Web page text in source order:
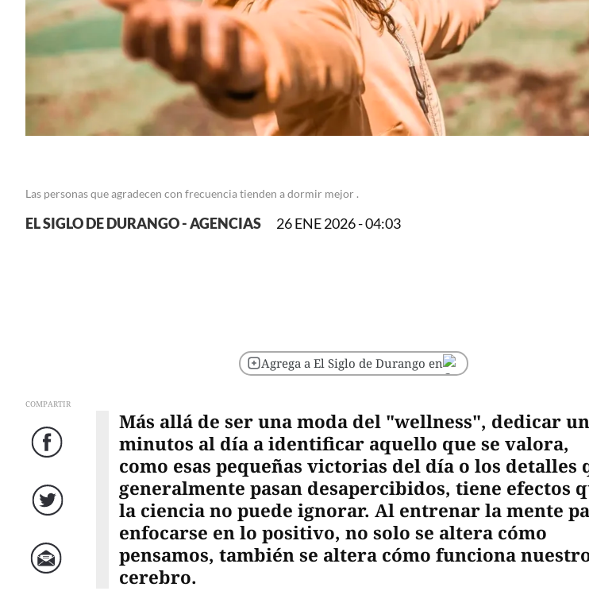
Las personas que agradecen con frecuencia tienden a dormir mejor .
EL SIGLO DE DURANGO - AGENCIAS 26 ENE 2026 - 04:03
Agrega a El Siglo de Durango en
COMPARTIR
Facebook
Twitter
Correo
Más allá de ser una moda del "wellness", dedicar
minutos al día a identificar aquello que se valora,
como esas pequeñas victorias del día o los detalles
generalmente pasan desapercibidos, tiene efectos
la ciencia no puede ignorar. Al entrenar la mente
enfocarse en lo positivo, no solo se altera cómo
pensamos, también se altera cómo funciona
cerebro.